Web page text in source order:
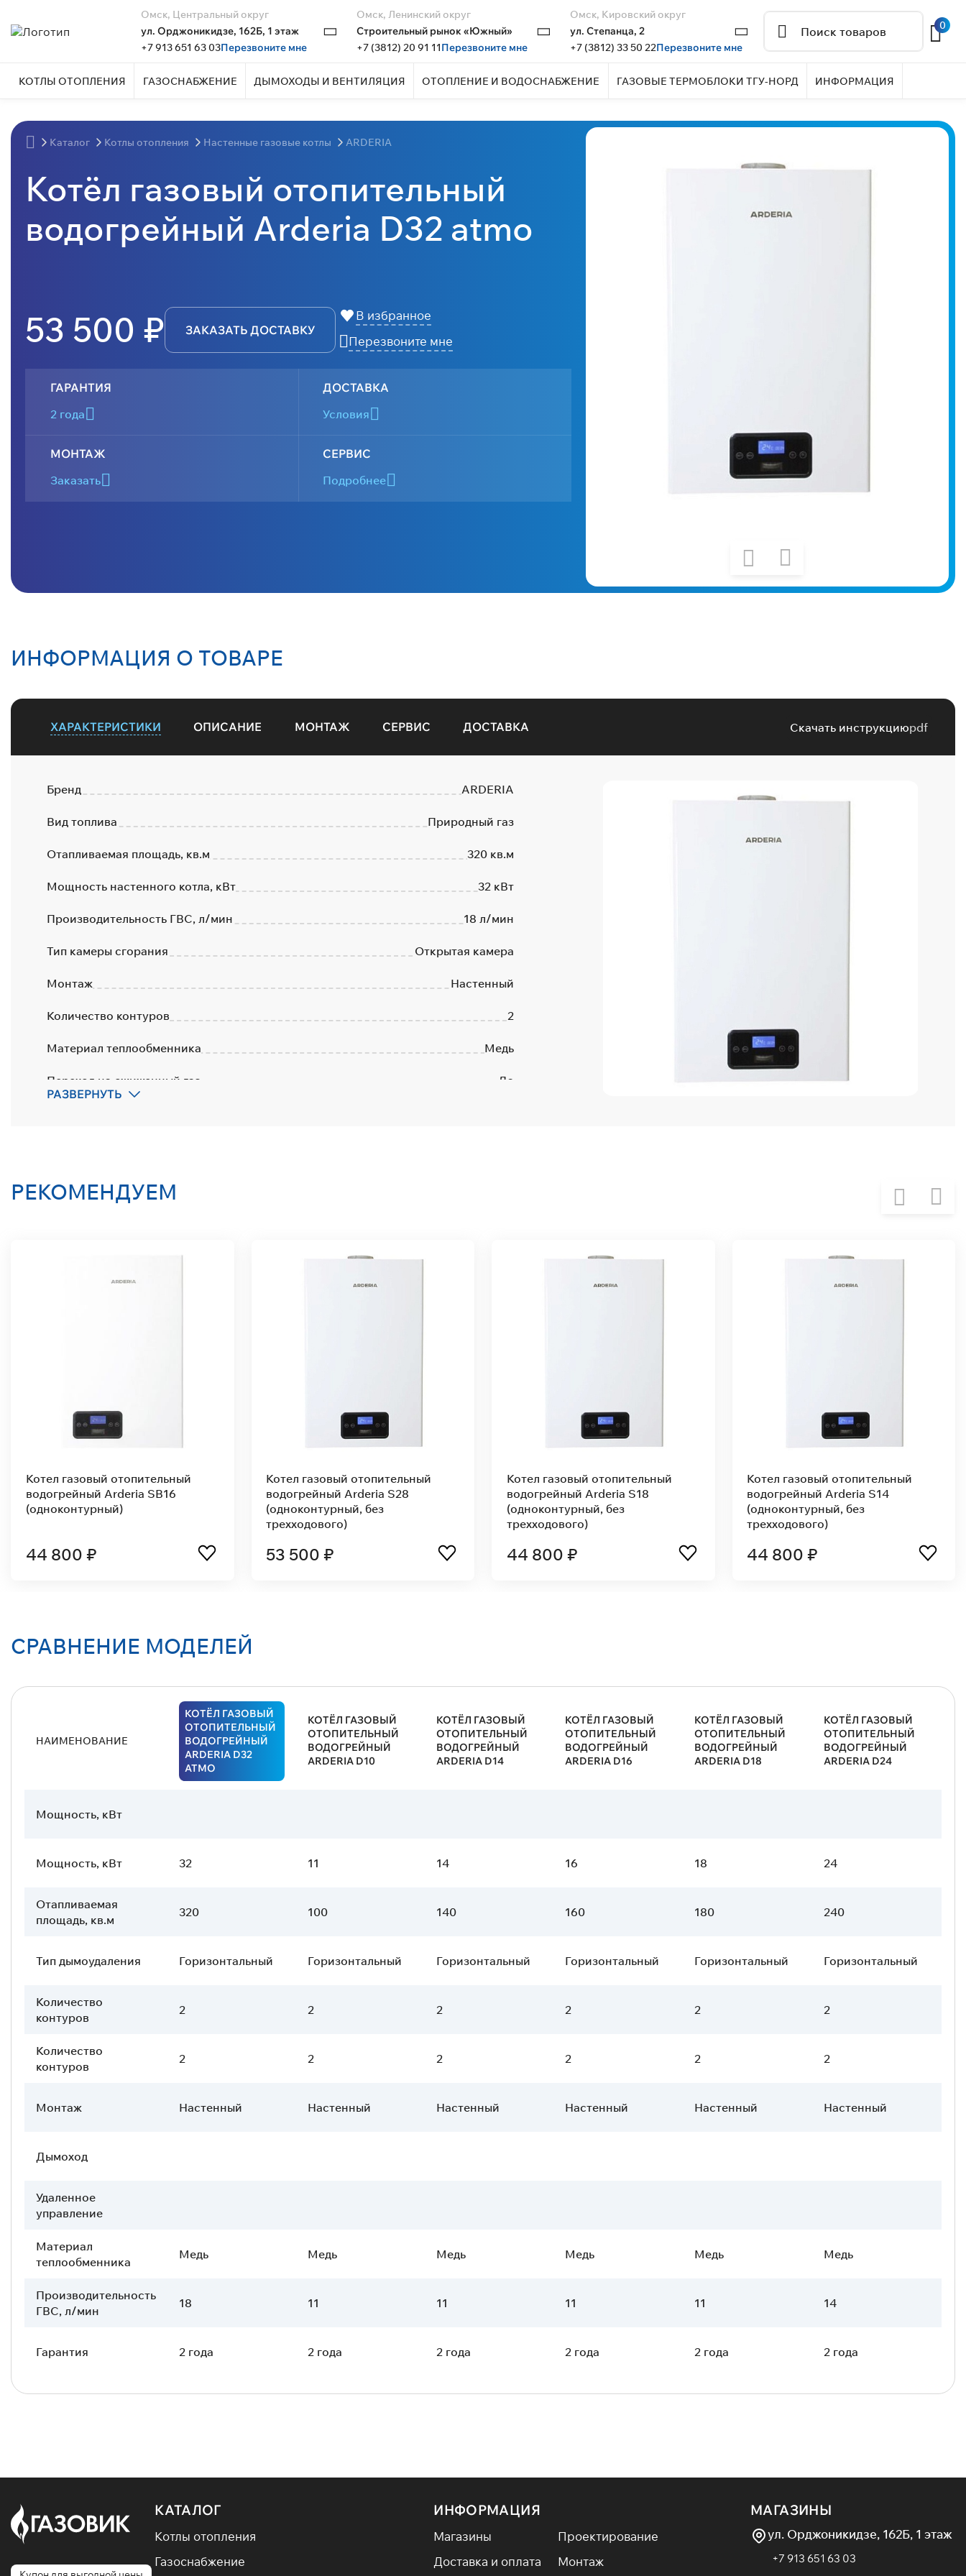
Омск, Центральный округ
ул. Орджоникидзе, 162Б, 1 этаж
+7 913 651 63 03Перезвоните мне
Омск, Ленинский округ
Строительный рынок «Южный»
+7 (3812) 20 91 11Перезвоните мне
Омск, Кировский округ
ул. Степанца, 2
+7 (3812) 33 50 22Перезвоните мне
0
КОТЛЫ ОТОПЛЕНИЯ ГАЗОСНАБЖЕНИЕ ДЫМОХОДЫ И ВЕНТИЛЯЦИЯ ОТОПЛЕНИЕ И ВОДОСНАБЖЕНИЕ ГАЗОВЫЕ ТЕРМОБЛОКИ ТГУ-НОРД ИНФОРМАЦИЯ
Каталог Котлы отопления Настенные газовые котлы ARDERIA
Котёл газовый отопительный
водогрейный Arderia D32 atmo
53 500 ₽ ЗАКАЗАТЬ ДОСТАВКУ
В избранное
Перезвоните мне
ГАРАНТИЯ
2 года
ДОСТАВКА
Условия
МОНТАЖ
Заказать
СЕРВИС
Подробнее
ИНФОРМАЦИЯ О ТОВАРЕ
ХАРАКТЕРИСТИКИ ОПИСАНИЕ МОНТАЖ СЕРВИС ДОСТАВКА Скачать инструкциюpdf
Бренд ARDERIA
Вид топлива Природный газ
Отапливаемая площадь, кв.м 320 кв.м
Мощность настенного котла, кВт 32 кВт
Производительность ГВС, л/мин 18 л/мин
Тип камеры сгорания Открытая камера
Монтаж Настенный
Количество контуров 2
Материал теплообменника Медь
Переход на сжиженный газ Да
РАЗВЕРНУТЬ
РЕКОМЕНДУЕМ
Котёл газовый отопительный
водогрейный Arderia D28 atmo
53 500 ₽
Котёл газовый отопительный
водогрейный Arderia D28
53 500 ₽
Котел газовый отопительный
водогрейный Arderia SB14
(одноконтурный)
44 800 ₽
Котел газовый отопительный
водогрейный Arderia SB10
(одноконтурный)
44 800 ₽
СРАВНЕНИЕ МОДЕЛЕЙ
НАИМЕНОВАНИЕ
КОТЁЛ ГАЗОВЫЙ
ОТОПИТЕЛЬНЫЙ
ВОДОГРЕЙНЫЙ
ARDERIA D32
ATMO
КОТЁЛ ГАЗОВЫЙ
ОТОПИТЕЛЬНЫЙ
ВОДОГРЕЙНЫЙ
ARDERIA D10
КОТЁЛ ГАЗОВЫЙ
ОТОПИТЕЛЬНЫЙ
ВОДОГРЕЙНЫЙ
ARDERIA D14
КОТЁЛ ГАЗОВЫЙ
ОТОПИТЕЛЬНЫЙ
ВОДОГРЕЙНЫЙ
ARDERIA D16
КОТЁЛ ГАЗОВЫЙ
ОТОПИТЕЛЬНЫЙ
ВОДОГРЕЙНЫЙ
ARDERIA D18
КОТЁЛ ГАЗОВЫЙ
ОТОПИТЕЛЬНЫЙ
ВОДОГРЕЙНЫЙ
ARDERIA D24
Мощность, кВт
Мощность, кВт 32 11 14 16 18 24
Отапливаемая
площадь, кв.м
320 100 140 160 180 240
Тип дымоудаления Горизонтальный Горизонтальный Горизонтальный Горизонтальный Горизонтальный Горизонтальный
Количество
контуров
2 2 2 2 2 2
Количество
контуров
2 2 2 2 2 2
Монтаж Настенный Настенный Настенный Настенный Настенный Настенный
Дымоход
Удаленное
управление
Материал
теплообменника
Медь Медь Медь Медь Медь Медь
Производительность
ГВС, л/мин
18 11 11 11 11 14
Гарантия 2 года 2 года 2 года 2 года 2 года 2 года
КАТАЛОГ
Котлы отопления
Газоснабжение
ИНФОРМАЦИЯ
Магазины
Проектирование
Доставка и оплата
Монтаж
МАГАЗИНЫ
ул. Орджоникидзе, 162Б, 1 этаж
+7 913 651 63 03